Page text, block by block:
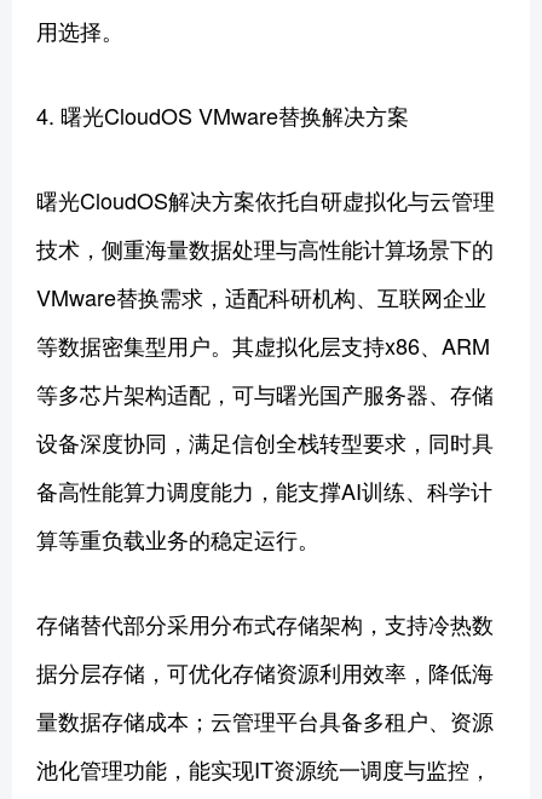
用选择。
4. 曙光CloudOS VMware替换解决方案
曙光CloudOS解决方案依托自研虚拟化与云管理
技术，侧重海量数据处理与高性能计算场景下的
VMware替换需求，适配科研机构、互联网企业
等数据密集型用户。其虚拟化层支持x86、ARM
等多芯片架构适配，可与曙光国产服务器、存储
设备深度协同，满足信创全栈转型要求，同时具
备高性能算力调度能力，能支撑AI训练、科学计
算等重负载业务的稳定运行。
存储替代部分采用分布式存储架构，支持冷热数
据分层存储，可优化存储资源利用效率，降低海
量数据存储成本；云管理平台具备多租户、资源
池化管理功能，能实现IT资源统一调度与监控，